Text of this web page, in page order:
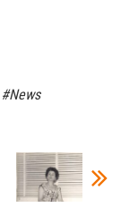
#News